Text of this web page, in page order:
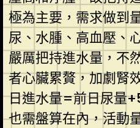
極為主要，需求做到
尿、水腫、高血壓、
嚴厲把持進水量，不
者心臟累贅，加劇腎
日進水量=前日尿量
也需盤算在內，活動